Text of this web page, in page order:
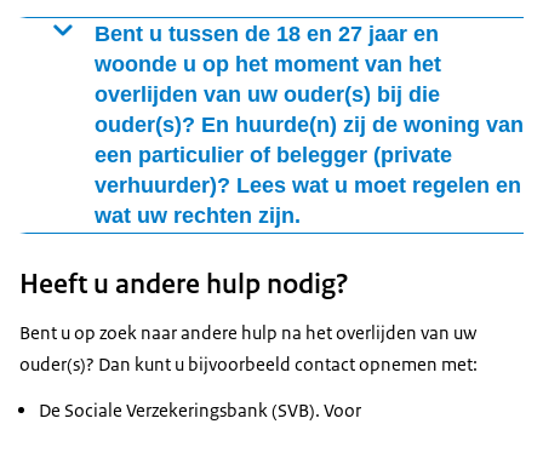
huurwoning zetten als uw ouder(s) is/zijn overleden
terwijl u hier nog woont. Ook moet de
woningcorporatie u ondersteunen. Bijvoorbeeld door
de huur te verlagen als dit nodig is en u door te sturen
naar hulpinstanties.
Welke zaken u moet regelen
Om te zorgen dat u voorlopig in de ouderlijke woning
stappen zo snel mogelijk te nemen:
Neem contact op met uw woningcorporatie en geef
aan dat 1 van uw ouders of beide ouders die de
woning van de corporatie huurde(n) is/zijn
Bent u tussen de 18 en 27 jaar en
woonde u op het moment van het
overlijden van uw ouder(s) bij die
ouder(s)? En huurde(n) zij de woning van
een particulier of belegger (private
verhuurder)? Lees wat u moet regelen en
wat uw rechten zijn.
De verhuurder mag u niet uit uw ouderlijke huurwoning
zetten als uw ouder(s) is/zijn overleden terwijl u hier nog
woont. Ook moet de verhuurder u ondersteunen.
Heeft u andere hulp nodig?
Bent u op zoek naar andere hulp na het overlijden van uw
ouder(s)? Dan kunt u bijvoorbeeld contact opnemen met:
De Sociale Verzekeringsbank (SVB). Voor